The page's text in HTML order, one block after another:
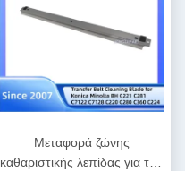
Μεταφορά ζώνης
καθαριστικής λεπίδας για την